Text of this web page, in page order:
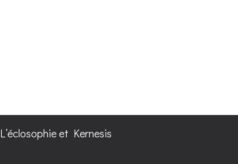
L’éclosophie et Kernesis